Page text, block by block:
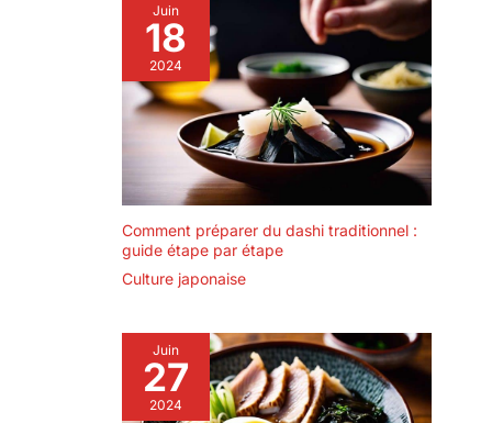
Juin
18
2024
Comment préparer du dashi traditionnel :
guide étape par étape
Culture japonaise
Juin
27
2024